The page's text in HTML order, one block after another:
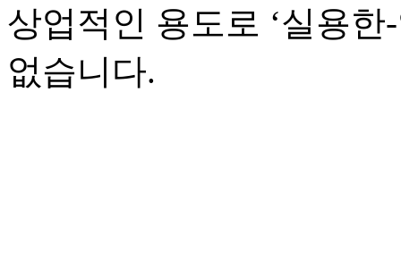
상업적인 용도로 ‘실용
없습니다.